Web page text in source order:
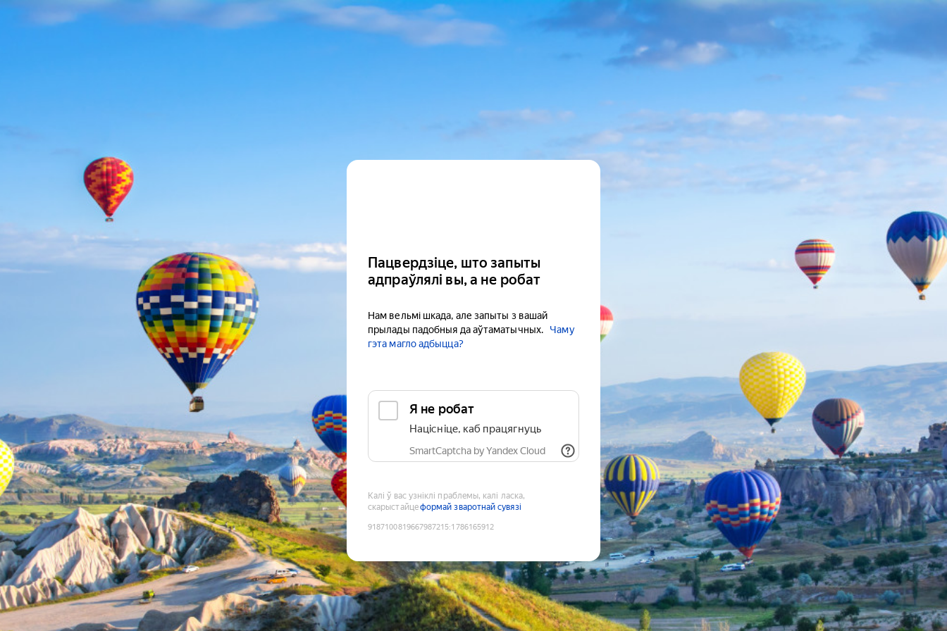
Пацвердзіце, што запыты
адпраўлялі вы, а не робат
Нам вельмі шкада, але запыты з вашай
прылады падобныя да аўтаматычных.
Чаму
гэта магло адбыцца?
Я не робат
Націсніце, каб працягнуць
SmartCaptcha by Yandex Cloud
Калі ў вас узніклі праблемы, калі ласка,
скарыстайцеформай зваротнай сувязі
9187100819667987215:1786165912